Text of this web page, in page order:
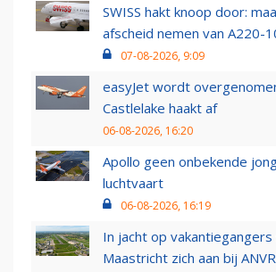
SWISS hakt knoop door:
afscheid nemen van A220-
07-08-2026, 9:09
easyJet wordt
Castlelake haakt af
06-08-2026, 16:20
Apollo geen onbekende
luchtvaart
06-08-2026, 16:19
In jacht op
Maastricht zich aan bij ANVR